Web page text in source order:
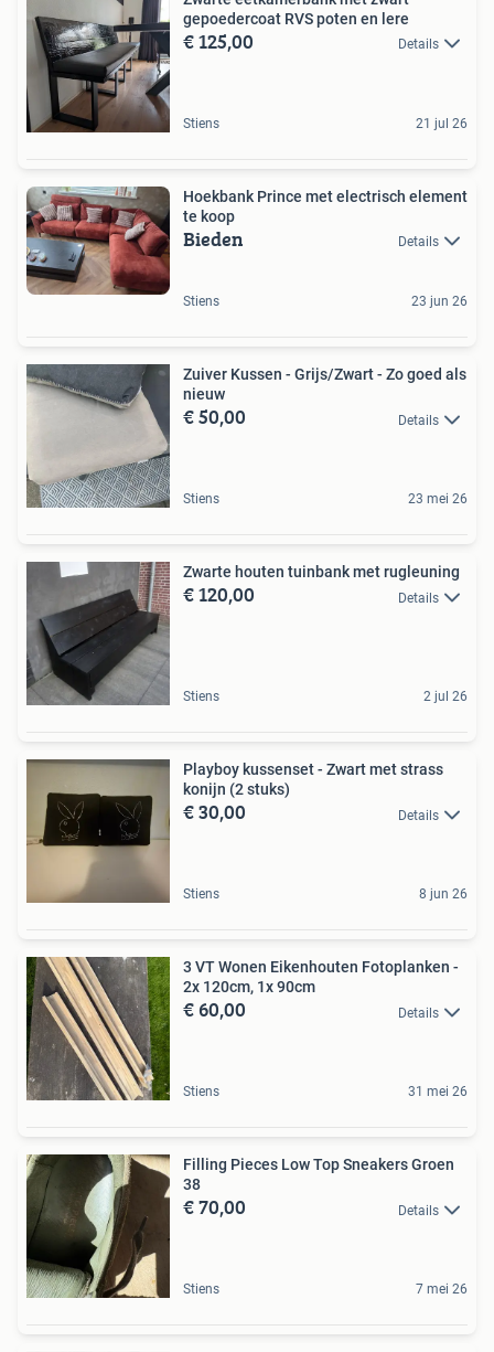
gepoedercoat RVS poten en lere
€ 125,00 Details
Stiens 21 jul 26
Hoekbank Prince met electrisch element
te koop
Bieden Details
Stiens 23 jun 26
Zuiver Kussen - Grijs/Zwart - Zo goed als
nieuw
€ 50,00 Details
Stiens 23 mei 26
Zwarte houten tuinbank met rugleuning
€ 120,00 Details
Stiens 2 jul 26
Playboy kussenset - Zwart met strass
konijn (2 stuks)
€ 30,00 Details
Stiens 8 jun 26
3 VT Wonen Eikenhouten Fotoplanken -
2x 120cm, 1x 90cm
€ 60,00 Details
Stiens 31 mei 26
Filling Pieces Low Top Sneakers Groen
38
€ 70,00 Details
Stiens 7 mei 26